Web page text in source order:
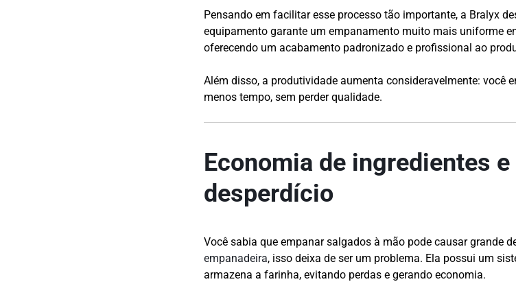
Pensando em facilitar esse processo tão importante, a Bralyx
equipamento garante um empanamento muito mais uniforme
oferecendo um acabamento padronizado e profissional ao
Além disso, a produtividade aumenta consideravelmente: você
menos tempo, sem perder qualidade.
Economia de ingredientes
desperdício
Você sabia que empanar salgados à mão pode causar grande
empanadeira, isso deixa de ser um problema. Ela possui um
armazena a farinha, evitando perdas e gerando economia.